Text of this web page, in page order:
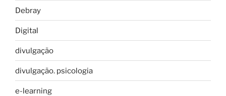
Debray
Digital
divulgação
divulgação. psicologia
e-learning